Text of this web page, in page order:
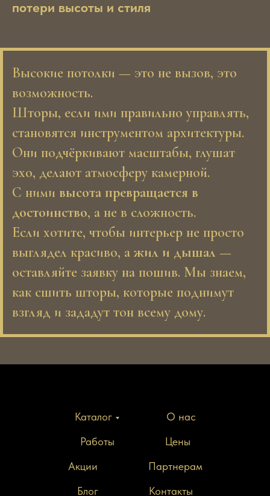
потери высоты и стиля
Высокие потолки — это не вызов, это
возможность.
Шторы, если ими правильно управлять,
становятся инструментом архитектуры.
Они подчёркивают масштабы, глушат
эхо, делают атмосферу камерной.
С ними высота превращается в
достоинство, а не в сложность.
Если хотите, чтобы интерьер не просто
выглядел красиво, а жил и дышал —
оставляйте заявку на пошив. Мы знаем,
как сшить шторы, которые поднимут
взгляд и зададут тон всему дому.
Каталог
О нас
Работы
Цены
Акции
Партнерам
Блог
Контакты